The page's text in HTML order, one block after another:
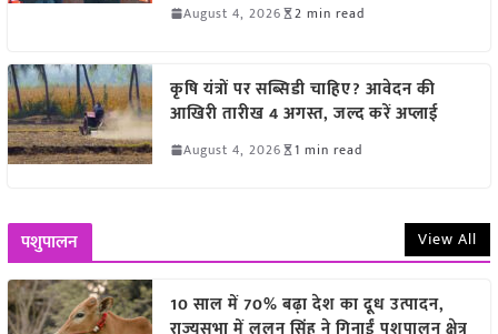
August 4, 2026 2 min read
कृषि यंत्रों पर सब्सिडी चाहिए? आवेदन की
आखिरी तारीख 4 अगस्त, जल्द करें अप्लाई
August 4, 2026 1 min read
पशुपालन View All
10 साल में 70% बढ़ा देश का दूध उत्पादन,